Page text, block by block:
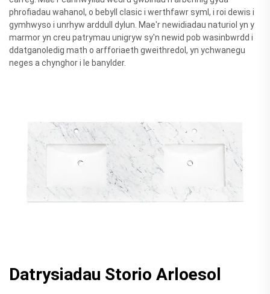
phrofiadau wahanol, o bebyll clasic i werthfawr syml, i roi dewis i
gymhwyso i unrhyw arddull dylun. Mae'r newidiadau naturiol yn y
marmor yn creu patrymau unigryw sy'n newid pob wasinbwrdd i
ddatganoledig math o arfforiaeth gweithredol, yn ychwanegu
neges a chynghor i le banylder.
Datrysiadau Storio Arloesol